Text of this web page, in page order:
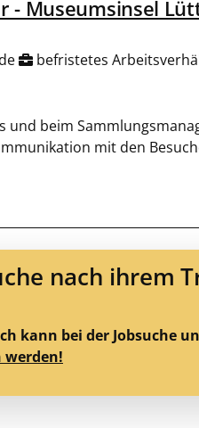
- Museumsinsel
befristetes
und beim
mit den
nach ihrem
kann bei der Jobsuche
werden!